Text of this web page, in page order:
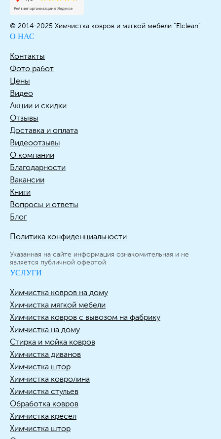
© 2014-2025 Химчистка ковров и мягкой мебели "Elclean"
О НАС
Контакты
Фото работ
Цены
Видео
Акции и скидки
Отзывы
Доставка и оплата
Видеоотзывы
О компании
Благодарности
Вакансии
Книги
Вопросы и ответы
Блог
Политика конфиденциальности
Указанная на сайте информация ознакомительная и не
является публичной офертой
УСЛУГИ
Химчистка ковров на дому
Химчистка мягкой мебели
Химчистка ковров с вывозом на фабрику
Химчистка на дому
Стирка и мойка ковров
Химчистка диванов
Химчистка штор
Химчистка ковролина
Химчистка стульев
Обработка ковров
Химчистка кресел
Химчистка штор